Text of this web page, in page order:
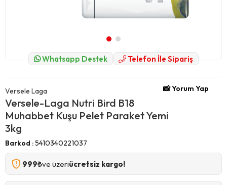
Whatsapp Destek Telefon İle Sipariş
Versele Laga
Versele-Laga Nutri Bird B18
Muhabbet Kuşu Pelet Paraket Yemi
3kg
📸 Yorum Yap
Barkod :5410340221037
999₺ve üzeriücretsiz kargo!